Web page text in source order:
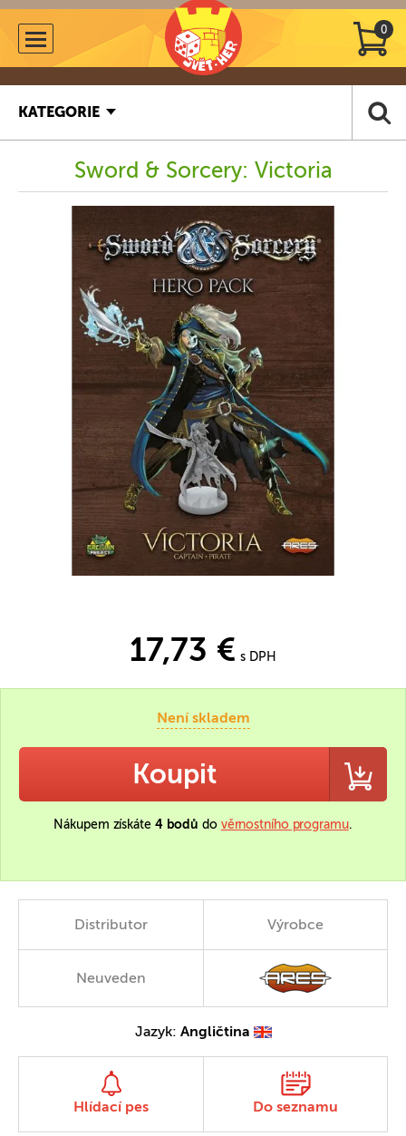
0
KATEGORIE
Sword & Sorcery: Victoria
17,73 € s DPH
Není skladem
Koupit
Nákupem získáte 4 bodů do věrnostního programu.
Distributor Výrobce
Neuveden
Jazyk: Angličtina
Hlídací pes Do seznamu